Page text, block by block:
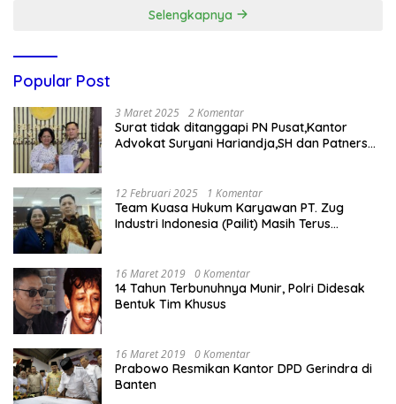
Selengkapnya
Popular Post
3 Maret 2025 2 Komentar
Surat tidak ditanggapi PN Pusat,Kantor
Advokat Suryani Hariandja,SH dan Patners
12 Februari 2025 1 Komentar
Team Kuasa Hukum Karyawan PT. Zug
Industri Indonesia (Pailit) Masih Terus
16 Maret 2019 0 Komentar
14 Tahun Terbunuhnya Munir, Polri Didesak
Bentuk Tim Khusus
16 Maret 2019 0 Komentar
Prabowo Resmikan Kantor DPD Gerindra di
Banten